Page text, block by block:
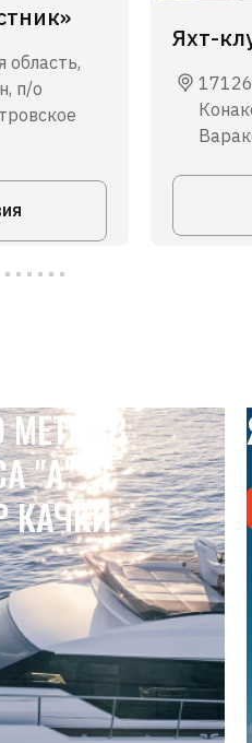
область,
п/о
Яхт-
"А"
КАЧКИ